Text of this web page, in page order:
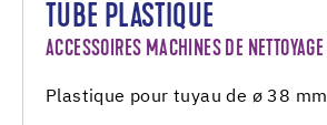
TUBE PLASTIQUE
ACCESSOIRES MACHINES DE NETTOYAGE
Plastique pour tuyau de ø 38 mm